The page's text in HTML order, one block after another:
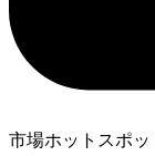
市場ホットスポッ